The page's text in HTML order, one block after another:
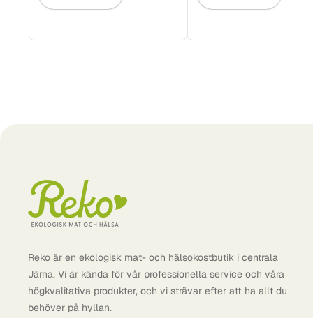
Reko är en ekologisk mat- och hälsokostbutik i centrala
Järna. Vi är kända för vår professionella service och våra
högkvalitativa produkter, och vi strävar efter att ha allt du
behöver på hyllan.